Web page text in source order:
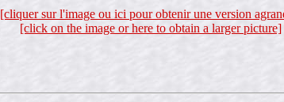
[cliquer sur l'image ou ici pour obtenir une version
[click on the image or here to obtain a larger picture]